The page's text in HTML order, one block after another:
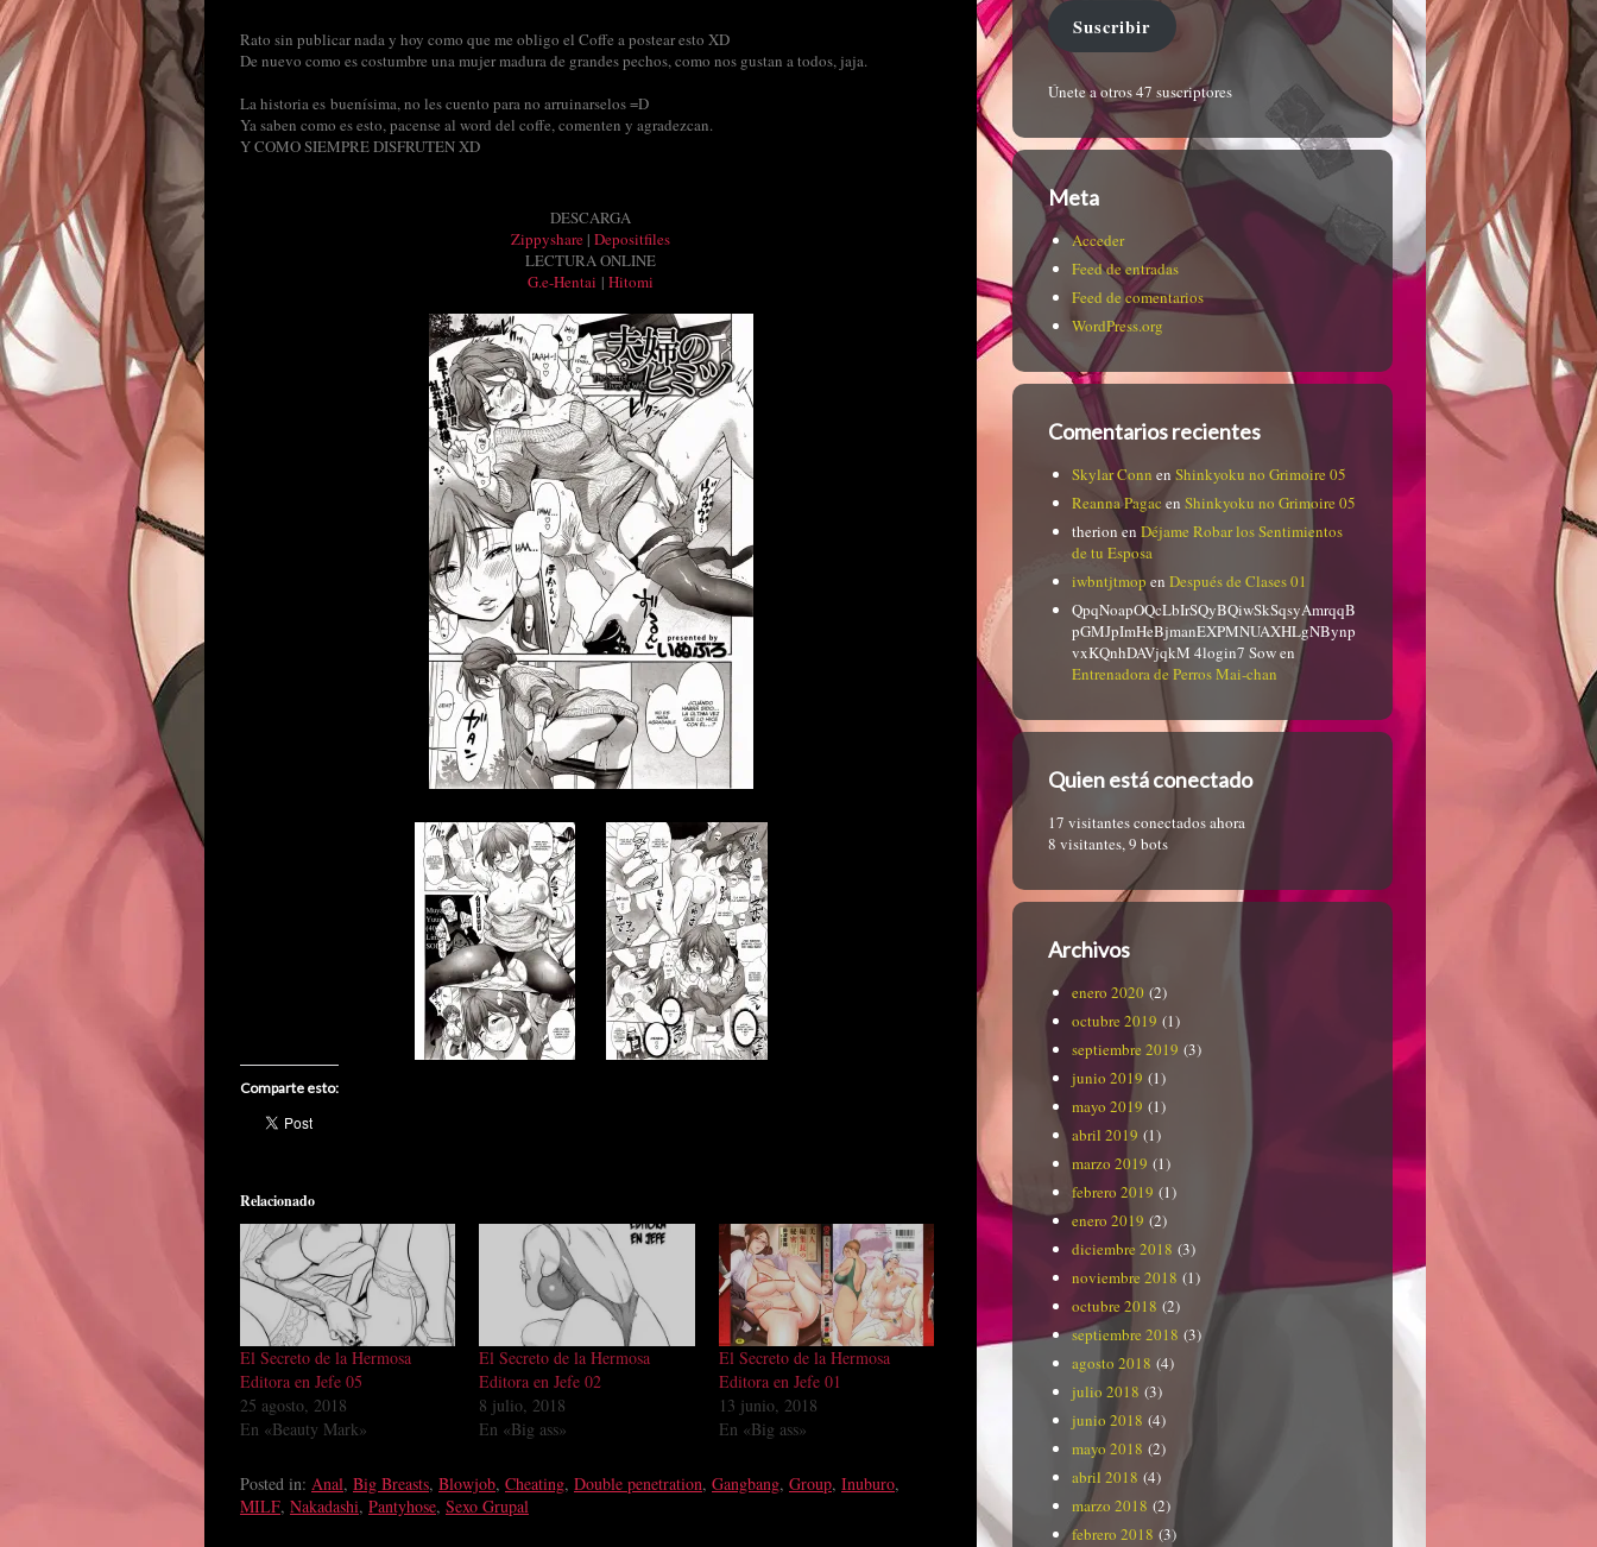
Rato sin publicar nada y hoy como que me obligo el Coffe a postear esto XD
De nuevo como es costumbre una mujer madura de grandes pechos, como nos gustan a todos, jaja.
La historia es buenísima, no les cuento para no arruinarselos =D
Ya saben como es esto, pacense al word del coffe, comenten y agradezcan.
Y COMO SIEMPRE DISFRUTEN XD
DESCARGA
Zippyshare | Depositfiles
LECTURA ONLINE
G.e-Hentai | Hitomi
Comparte esto:
Relacionado
El Secreto de la Hermosa
Editora en Jefe 05
25 agosto, 2018
En «Beauty Mark»
El Secreto de la Hermosa
Editora en Jefe 02
8 julio, 2018
En «Big ass»
El Secreto de la Hermosa
Editora en Jefe 01
13 junio, 2018
En «Big ass»
Posted in: Anal, Big Breasts, Blowjob, Cheating, Double penetration, Gangbang, Group, Inuburo,
MILF, Nakadashi, Pantyhose, Sexo Grupal
Suscribir
Únete a otros 47 suscriptores
Meta
Acceder
Feed de entradas
Feed de comentarios
WordPress.org
Comentarios recientes
Skylar Conn en Shinkyoku no Grimoire 05
Reanna Pagac en Shinkyoku no Grimoire 05
therionen Déjame Robar los Sentimientos
de tu Esposa
iwbntjtmop en Después de Clases 01
QpqNoapOQcLbIrSQyBQiwSkSqsyAmrqqB
pGMJpImHeBjmanEXPMNUAXHLgNBynp
vxKQnhDAVjqkM 4login7 Sowen
Entrenadora de Perros Mai-chan
Quien está conectado
17 visitantes conectados ahora
8 visitantes,9 bots
Archivos
enero 2020 (2)
octubre 2019 (1)
septiembre 2019 (3)
junio 2019 (1)
mayo 2019 (1)
abril 2019 (1)
marzo 2019 (1)
febrero 2019 (1)
enero 2019 (2)
diciembre 2018 (3)
noviembre 2018 (1)
octubre 2018 (2)
septiembre 2018 (3)
agosto 2018 (4)
julio 2018 (3)
junio 2018 (4)
mayo 2018 (2)
abril 2018 (4)
marzo 2018 (2)
febrero 2018 (3)